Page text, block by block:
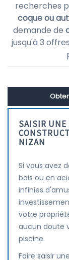
recherches
coque ou
demande de
jusqu'à 3
SAISIR UNE
NIZAN
Si vous avez
bois ou en
infinies
votre
aucun doute
piscine.
Faire saisir